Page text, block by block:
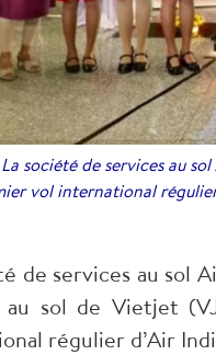
La société de services au
vol international
de services au sol
au sol de Vietjet
régulier d’Air